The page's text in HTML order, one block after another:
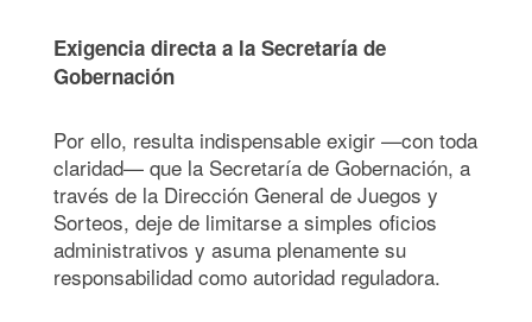
Exigencia directa a la Secretaría de
Gobernación
Por ello, resulta indispensable exigir —con toda
claridad— que la Secretaría de Gobernación, a
través de la Dirección General de Juegos y
Sorteos, deje de limitarse a simples oficios
administrativos y asuma plenamente su
responsabilidad como autoridad reguladora.